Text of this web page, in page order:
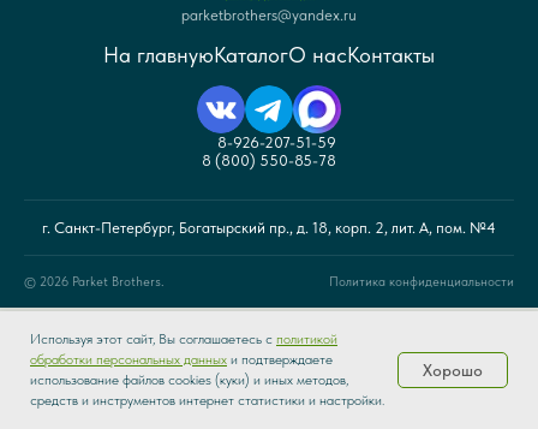
Каталог Распродажа Доставка
Используя этот сайт, Вы соглашаетесь с политикой
обработки персональных данных и подтверждаете
использование файлов cookies (куки) и иных методов,
средств и инструментов интернет статистики и настройки.
Хорошо
parketbrothers@yandex.ru
На главнуюКаталогО насКонтакты
8-926-207-51-59
8 (800) 550-85-78
г. Санкт-Петербург, Богатырский пр., д. 18, корп. 2, лит. А, пом. №4
© 2026 Parket Brothers. Политика конфиденциальности
© Санкт-Петербург 2026 г. Интернет-магазин напольных покрытий «Parket
Brothers». Сайт не является публичной офертой. Все права защищены.